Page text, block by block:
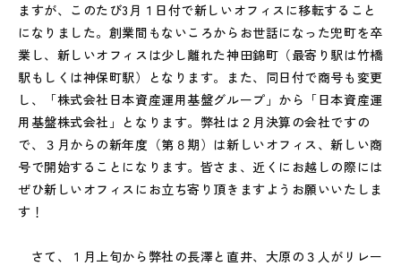
ますが、このたび3月１日付で新しいオフィスに移転すること
になりました。創業間もないころからお世話になった兜町を卒
業し、新しいオフィスは少し離れた神田錦町（最寄り駅は竹橋
駅もしくは神保町駅）となります。また、同日付で商号も変更
し、「株式会社日本資産運用基盤グループ」から「日本資産運
用基盤株式会社」となります。弊社は２月決算の会社ですの
で、３月からの新年度（第８期）は新しいオフィス、新しい商
号で開始することになります。皆さま、近くにお越しの際には
ぜひ新しいオフィスにお立ち寄り頂きますようお願いいたしま
す！
さて、１月上旬から弊社の長澤と直井、大原の３人がリレー